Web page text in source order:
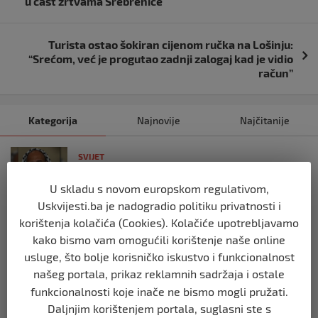
Turista ostao šokiran cijenom ručka na Lošinju:
“Srećom, već je progutao zadnji zalogaj kad je vidio
račun”
Kategorija Najnovije Najčitanije
SVIJET
primio islam nakon što su izraelske
snage prekinule molitvu njegove
posade
prije 10 mjeseci
Brod “Mikeno” probio izraelsku blokadu
i uplovio u Gazu – kapetan iz Sarajeva
vijori zastavu BiH
U skladu s novom europskom regulativom,
Uskvijesti.ba je nadogradio politiku privatnosti i
korištenja kolačića (Cookies). Kolačiće upotrebljavamo
kako bismo vam omogućili korištenje naše online
usluge, što bolje korisničko iskustvo i funkcionalnost
našeg portala, prikaz reklamnih sadržaja i ostale
funkcionalnosti koje inače ne bismo mogli pružati.
Daljnjim korištenjem portala, suglasni ste s